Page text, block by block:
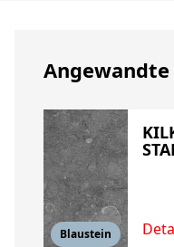
Blaustein